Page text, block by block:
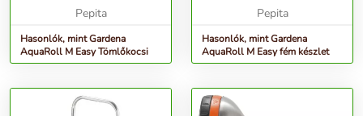
Pepita
Hasonlók, mint Gardena
AquaRoll M Easy Tömlőkocsi
Pepita
Hasonlók, mint Gardena
AquaRoll M Easy fém készlet